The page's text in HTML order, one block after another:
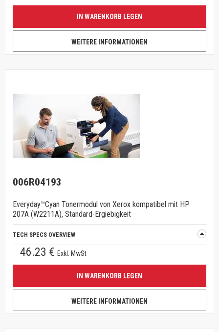
IN WARENKORB LEGEN
WEITERE INFORMATIONEN
006R04193
Everyday™Cyan Tonermodul von Xerox kompatibel mit HP
207A (W2211A), Standard-Ergiebigkeit
TECH SPECS OVERVIEW
46.23 € Exkl. MwSt
IN WARENKORB LEGEN
WEITERE INFORMATIONEN